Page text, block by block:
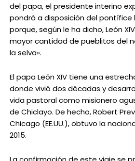
del papa, el presidente interino
pondrá a disposición del pontífice
porque, según le ha dicho, León
mayor cantidad de pueblitos del
la selva».
El papa León XIV tiene una
donde vivió dos décadas y
vida pastoral como misionero
de Chiclayo. De hecho, Robert
Chicago (EE.UU.), obtuvo la
2015.